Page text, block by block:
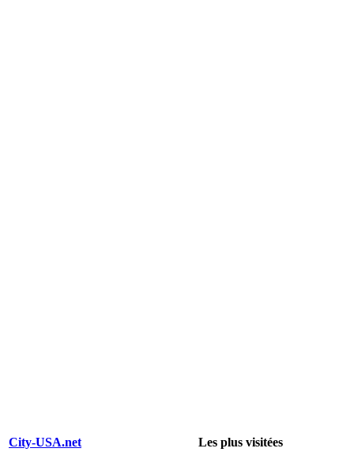
City-USA.net
Les plus visitées